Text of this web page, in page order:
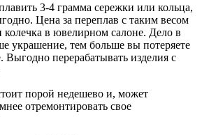
3-4 грамма сережки или кольца,
Цена за переплав с таким весом
колечка в ювелирном салоне. Дело в
украшение, тем больше вы потеряете
Выгодно перерабатывать изделия с
порой недешево и, может
отремонтировать свое